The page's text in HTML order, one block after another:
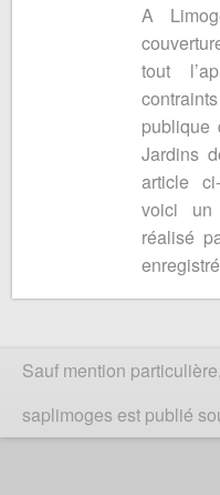
A
tout
Jardins
article
voici un
réalisé
Sauf mention
saplimoges est publié